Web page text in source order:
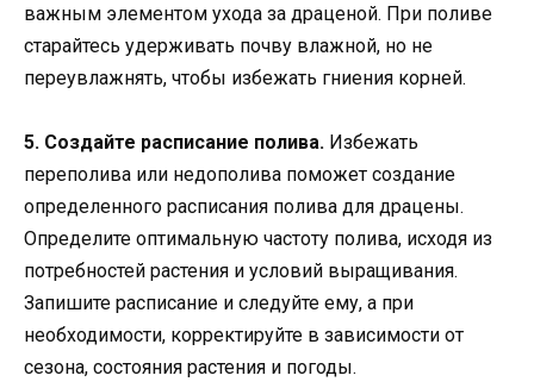
важным элементом ухода за драценой. При поливе
старайтесь удерживать почву влажной, но не
переувлажнять, чтобы избежать гниения корней.
5. Создайте расписание полива. Избежать
переполива или недополива поможет создание
определенного расписания полива для драцены.
Определите оптимальную частоту полива, исходя из
потребностей растения и условий выращивания.
Запишите расписание и следуйте ему, а при
необходимости, корректируйте в зависимости от
сезона, состояния растения и погоды.